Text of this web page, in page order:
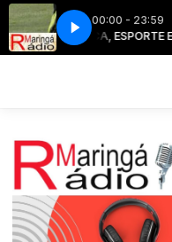
00:00 - 23:59
MÚSICA, ESPORTE E